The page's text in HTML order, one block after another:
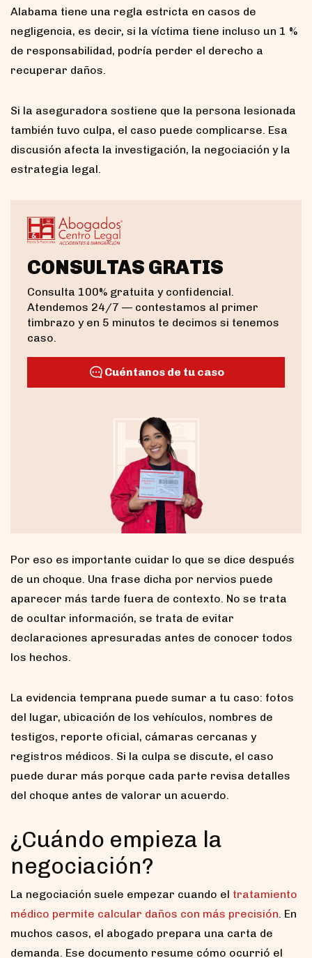
Alabama tiene una regla estricta en casos de
negligencia, es decir, si la víctima tiene incluso un 1 %
de responsabilidad, podría perder el derecho a
recuperar daños.
Si la aseguradora sostiene que la persona lesionada
también tuvo culpa, el caso puede complicarse. Esa
discusión afecta la investigación, la negociación y la
estrategia legal.
CONSULTAS GRATIS
Consulta 100% gratuita y confidencial.
Atendemos 24/7 — contestamos al primer
timbrazo y en 5 minutos te decimos si tenemos
caso.
Cuéntanos de tu caso
Por eso es importante cuidar lo que se dice después
de un choque. Una frase dicha por nervios puede
aparecer más tarde fuera de contexto. No se trata
de ocultar información, se trata de evitar
declaraciones apresuradas antes de conocer todos
los hechos.
La evidencia temprana puede sumar a tu caso: fotos
del lugar, ubicación de los vehículos, nombres de
testigos, reporte oficial, cámaras cercanas y
registros médicos. Si la culpa se discute, el caso
puede durar más porque cada parte revisa detalles
del choque antes de valorar un acuerdo.
¿Cuándo empieza la
negociación?
La negociación suele empezar cuando el tratamiento
médico permite calcular daños con más precisión . En
muchos casos, el abogado prepara una carta de
demanda. Ese documento resume cómo ocurrió el